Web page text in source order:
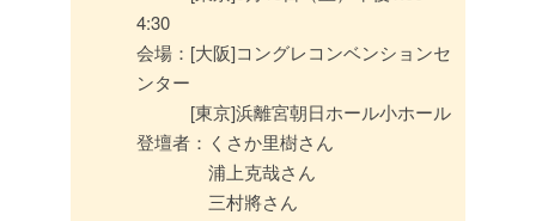
4:30
会場：[大阪]コングレコンベンションセ
ンター
[東京]浜離宮朝日ホール小ホール
登壇者：くさか里樹さん
浦上克哉さん
三村將さん